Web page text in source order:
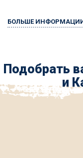
БОЛЬШЕ
Подобрать
и